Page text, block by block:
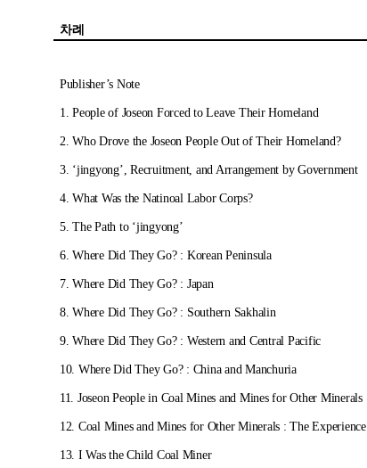
차례
Publisher’s Note
1. People of Joseon Forced to Leave Their Homeland
2. Who Drove the Joseon People Out of Their Homeland?
3. ‘jingyong’, Recruitment, and Arrangement by Government
4. What Was the Natinoal Labor Corps?
5. The Path to ‘jingyong’
6. Where Did They Go? : Korean Peninsula
7. Where Did They Go? : Japan
8. Where Did They Go? : Southern Sakhalin
9. Where Did They Go? : Western and Central Pacific
10. Where Did They Go? : China and Manchuria
11. Joseon People in Coal Mines and Mines for Other Minerals
12. Coal Mines and Mines for Other Minerals : The Experience
13. I Was the Child Coal Miner